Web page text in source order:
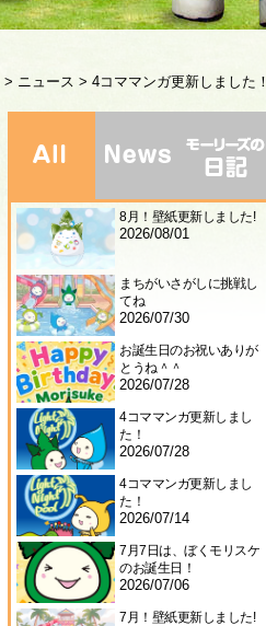
> ニュース > 4コママンガ更新しました！
8月！壁紙更新しました!
2026/08/01
まちがいさがしに挑戦し
てね
2026/07/30
お誕生日のお祝いありが
とうね＾＾
2026/07/28
4コママンガ更新しまし
た！
2026/07/28
4コママンガ更新しまし
た！
2026/07/14
7月7日は、ぼくモリスケ
のお誕生日！
2026/07/06
7月！壁紙更新しました!